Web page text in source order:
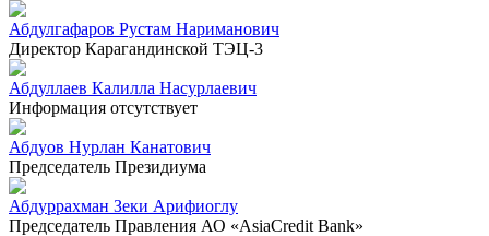
Абдулгафаров Рустам Нариманович
Директор Карагандинской ТЭЦ-3
Абдуллаев Калилла Насурлаевич
Информация отсутствует
Абдуов Нурлан Канатович
Председатель Президиума
Абдуррахман Зеки Арифиоглу
Председатель Правления АО «AsiaCredit Bank»